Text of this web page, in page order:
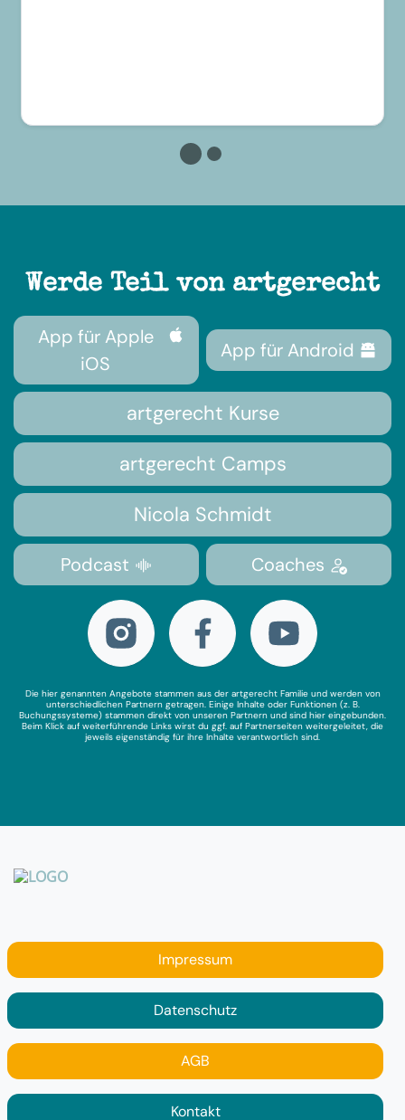
Werde Teil von artgerecht
App für Apple
iOS
App für Android
artgerecht Kurse
artgerecht Camps
Nicola Schmidt
Podcast Coaches
Die hier genannten Angebote stammen aus der artgerecht Familie und werden von
unterschiedlichen Partnern getragen. Einige Inhalte oder Funktionen (z. B.
Buchungssysteme) stammen direkt von unseren Partnern und sind hier eingebunden.
Beim Klick auf weiterführende Links wirst du ggf. auf Partnerseiten weitergeleitet, die
jeweils eigenständig für ihre Inhalte verantwortlich sind.
Impressum
Datenschutz
AGB
Kontakt